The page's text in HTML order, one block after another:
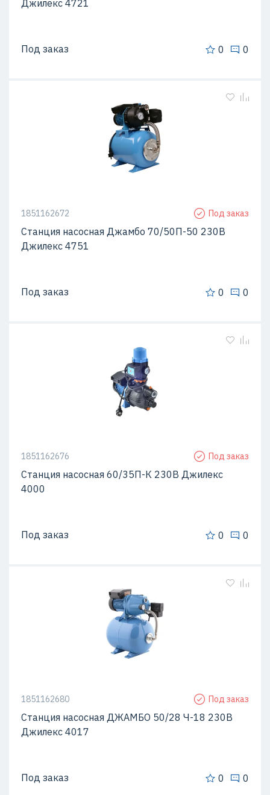
Джилекс 4721
Под заказ 0 0
1851162672 Под заказ
Станция насосная Джамбо 70/50П-50 230В
Джилекс 4751
Под заказ 0 0
1851162676 Под заказ
Станция насосная 60/35П-К 230В Джилекс
4000
Под заказ 0 0
1851162680 Под заказ
Станция насосная ДЖАМБО 50/28 Ч-18 230В
Джилекс 4017
Под заказ 0 0